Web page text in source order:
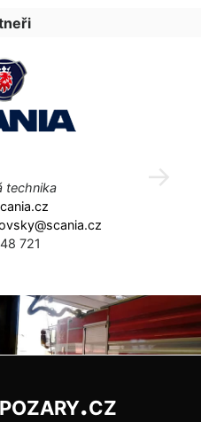
technika
721